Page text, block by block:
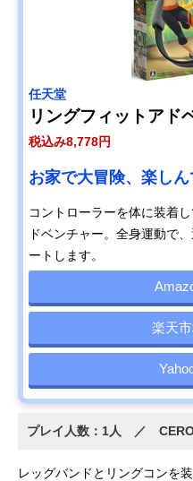
任天堂
リングフィットアド
税込み8,778円
お家で大冒険、楽しん
コントローラーを体に装着
ドベンチャー。全身運動で
ートします。
楽天
プレイ人数：1人 ／ CERO
レッグバンドとリングコンを